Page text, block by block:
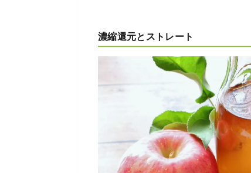
濃縮還元とストレート